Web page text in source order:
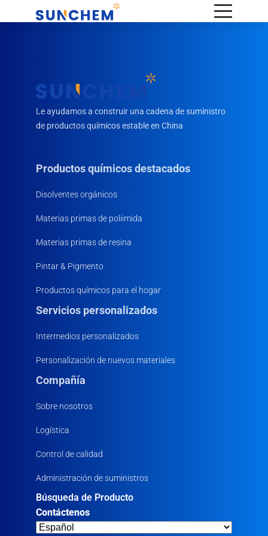
Le ayudamos a construir una cadena de suministro
de productos químicos estable en China
Productos químicos destacados
Disolventes orgánicos
Materias primas de poliimida
Materias primas de resina
Pintar & Pigmento
Productos químicos para el hogar
Servicios personalizados
Intermedios personalizados
Personalización de nuevos materiales
Compañía
Sobre nosotros
Logística
Control de calidad
Administración de suministros
Búsqueda de Producto
Contáctenos